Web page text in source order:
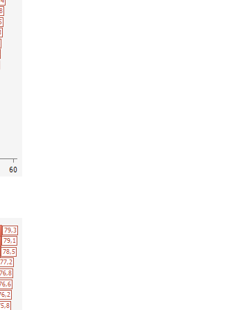
76,3
77,8
76,7
78,8
76,0
80,4
76,6
74,6
73,8
74,9
76,3
73,7
77,4
74,3